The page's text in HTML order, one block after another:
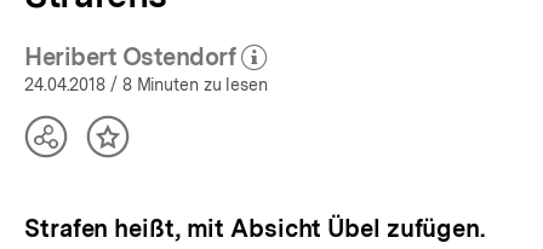
Heribert Ostendorf
(Mehr zum Autor)
öffnen
24.04.2018 / 8 Minuten zu lesen
TeilenInhalt
Strafen heißt, mit Absicht Übel zufügen.